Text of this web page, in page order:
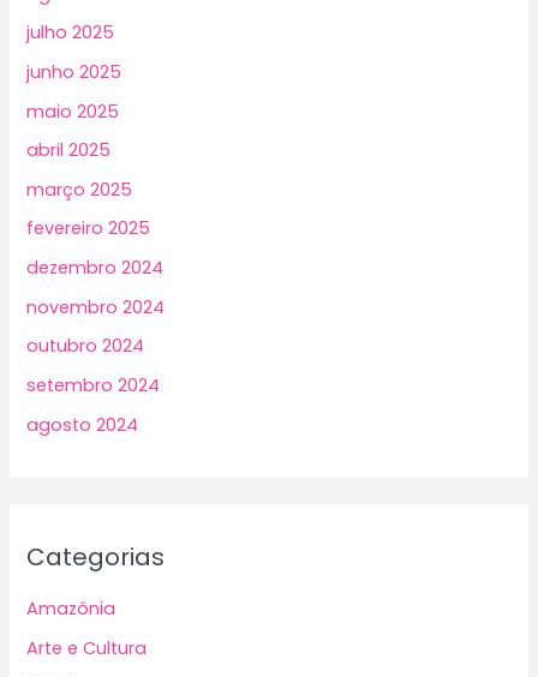
julho 2025
junho 2025
maio 2025
abril 2025
março 2025
fevereiro 2025
dezembro 2024
novembro 2024
outubro 2024
setembro 2024
agosto 2024
Categorias
Amazônia
Arte e Cultura